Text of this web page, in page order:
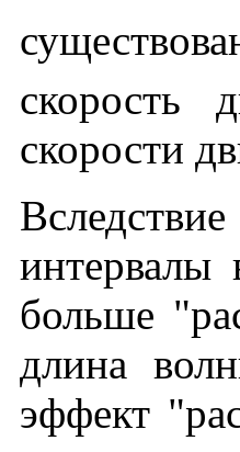
скорость
скорости
интервалы
больше
длина
эффект